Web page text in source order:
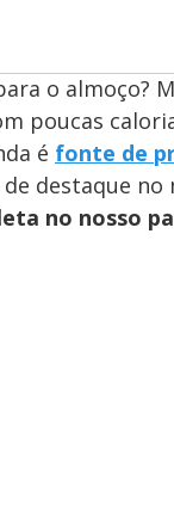
o almoço?
poucas
é fonte de
destaque no
no nosso